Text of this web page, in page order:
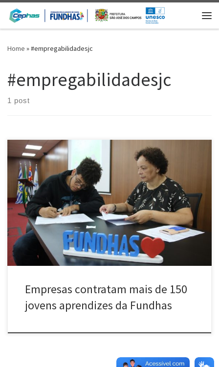
Skip to content
Home »#empregabilidadesjc
#empregabilidadesjc
1 post
[…]
Empresas contratam mais de 150
jovens aprendizes da Fundhas